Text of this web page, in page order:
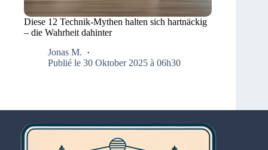
Diese 12 Technik-Mythen halten sich hartnäckig
– die Wahrheit dahinter
Jonas M.
Publié le 30 Oktober 2025 à 06h30